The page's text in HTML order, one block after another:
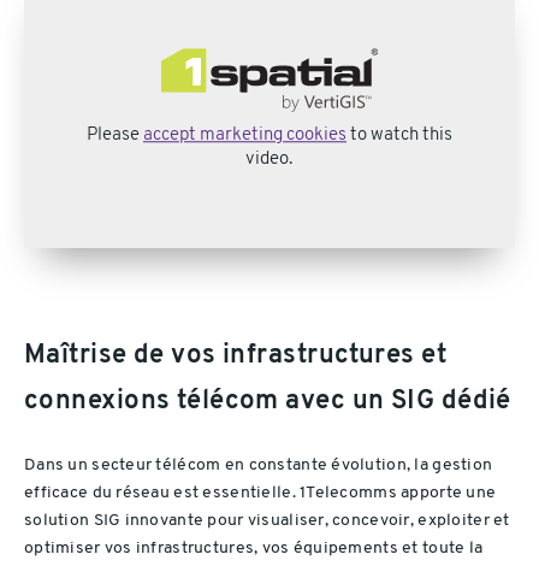
Please accept marketing cookies to watch this
video.
Maîtrise de vos infrastructures et
connexions télécom avec un SIG dédié
Dans un secteur télécom en constante évolution, la gestion
efficace du réseau est essentielle. 1Telecomms apporte une
solution SIG innovante pour visualiser, concevoir, exploiter et
optimiser vos infrastructures, vos équipements et toute la